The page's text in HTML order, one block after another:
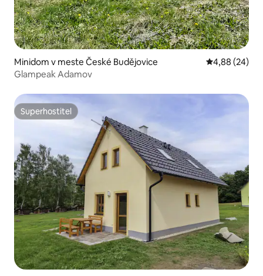
Minidom v meste České Budějovice Priemerné
4,88 (24)
Glampeak Adamov
Superhostiteľ
Superhostiteľ